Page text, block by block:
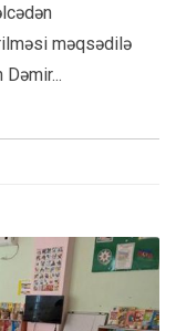
məqsədilə
Dəmir...